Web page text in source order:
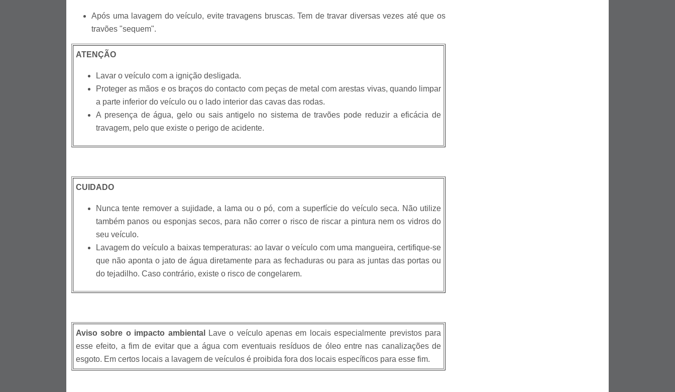
Após uma lavagem do veículo, evite travagens bruscas. Tem de travar diversas vezes até que os
travões "sequem".
ATENÇÃO
Lavar o veículo com a ignição desligada.
Proteger as mãos e os braços do contacto com peças de metal com arestas vivas, quando limpar
a parte inferior do veículo ou o lado interior das cavas das rodas.
A presença de água, gelo ou sais antigelo no sistema de travões pode reduzir a eficácia de
travagem, pelo que existe o perigo de acidente.
CUIDADO
Nunca tente remover a sujidade, a lama ou o pó, com a superfície do veículo seca. Não utilize
também panos ou esponjas secos, para não correr o risco de riscar a pintura nem os vidros do
seu veículo.
Lavagem do veículo a baixas temperaturas: ao lavar o veículo com uma mangueira, certifique-se
que não aponta o jato de água diretamente para as fechaduras ou para as juntas das portas ou
do tejadilho. Caso contrário, existe o risco de congelarem.
Aviso sobre o impacto ambiental
Lave o veículo apenas em locais especialmente previstos para
esse efeito, a fim de evitar que a água com eventuais resíduos de óleo entre nas canalizações de
esgoto. Em certos locais a lavagem de veículos é proibida fora dos locais específicos para esse fim.